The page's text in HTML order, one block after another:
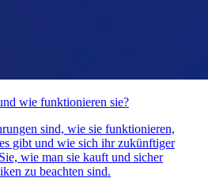
wie funktionieren sie?
sind, wie sie funktionieren,
gibt und wie sich ihr zukünftiger
wie man sie kauft und sicher
zu beachten sind.